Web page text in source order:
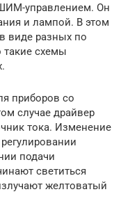
управлением. Он
и лампой. В этом
виде разных по
такие схемы
приборов со
случае драйвер
тока. Изменение
подачи
светиться
желтоватый